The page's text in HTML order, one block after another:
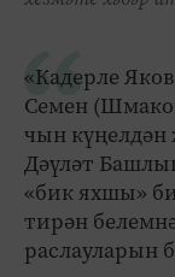
«Кадерле
Семен
чын күңелдән
Дәүләт
«бик яхшы»
тирән
раслауларын